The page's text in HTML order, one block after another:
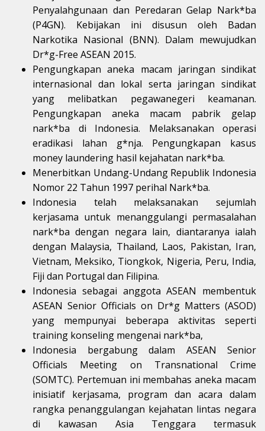
Penyalahgunaan dan Peredaran Gelap Nark*ba
(P4GN). Kebijakan ini disusun oleh Badan
Narkotika Nasional (BNN). Dalam mewujudkan
Dr*g-Free ASEAN 2015.
Pengungkapan aneka macam jaringan sindikat
internasional dan lokal serta jaringan sindikat
yang melibatkan pegawanegeri keamanan.
Pengungkapan aneka macam pabrik gelap
nark*ba di Indonesia. Melaksanakan operasi
eradikasi lahan g*nja. Pengungkapan kasus
money laundering hasil kejahatan nark*ba.
Menerbitkan Undang-Undang Republik Indonesia
Nomor 22 Tahun 1997 perihal Nark*ba.
Indonesia telah melaksanakan sejumlah
kerjasama untuk menanggulangi permasalahan
nark*ba dengan negara lain, diantaranya ialah
dengan Malaysia, Thailand, Laos, Pakistan, Iran,
Vietnam, Meksiko, Tiongkok, Nigeria, Peru, India,
Fiji dan Portugal dan Filipina.
Indonesia sebagai anggota ASEAN membentuk
ASEAN Senior Officials on Dr*g Matters (ASOD)
yang mempunyai beberapa aktivitas seperti
training konseling mengenai nark*ba,
Indonesia bergabung dalam ASEAN Senior
Officials Meeting on Transnational Crime
(SOMTC). Pertemuan ini membahas aneka macam
inisiatif kerjasama, program dan acara dalam
rangka penanggulangan kejahatan lintas negara
di kawasan Asia Tenggara termasuk